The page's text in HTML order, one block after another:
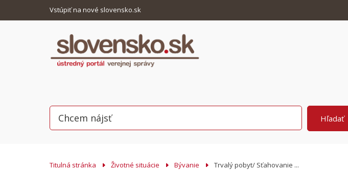
Vstúpiť na nové slovensko.sk
Titulná stránka Životné situácie Bývanie Trvalý pobyt/ Sťahovanie ...